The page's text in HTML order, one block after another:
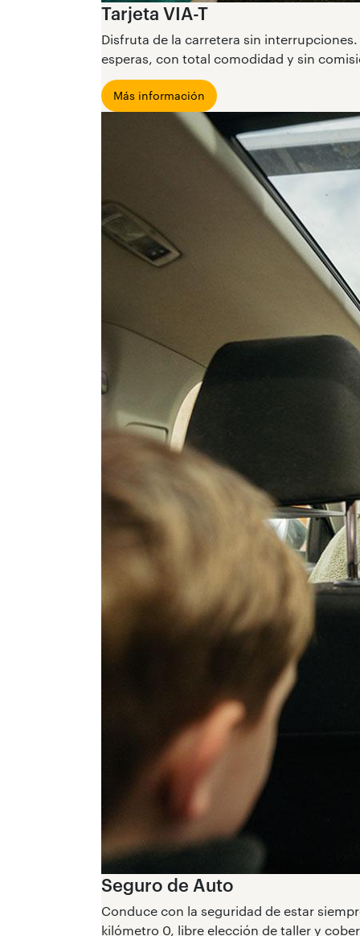
Tarjeta VIA-T
Disfruta de la carretera sin
esperas, con total comodidad y sin
Más información
Seguro de Auto
Conduce con la seguridad de estar
kilómetro 0, libre elección de taller y